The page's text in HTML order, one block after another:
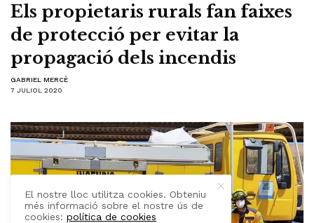
Els propietaris rurals fan faixes
de protecció per evitar la
propagació dels incendis
GABRIEL MERCÈ
7 JULIOL 2020
El nostre lloc utilitza cookies. Obteniu
més informació sobre el nostre ús de
cookies:política de cookies